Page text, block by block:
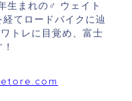
生まれの♂ ウェイト
てロードバイクに辿
トレに目覚め、富士